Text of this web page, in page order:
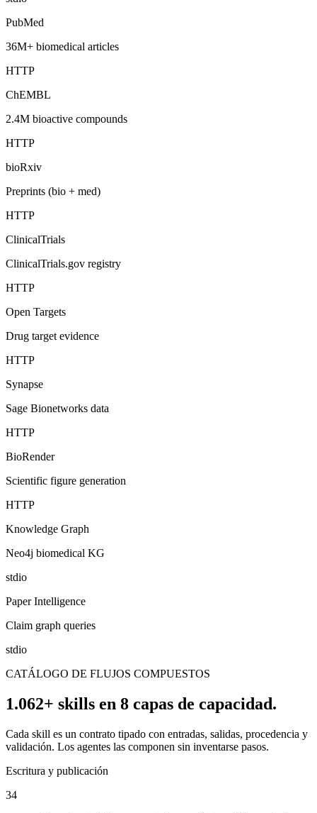
PubMed
36M+ biomedical articles
HTTP
ChEMBL
2.4M bioactive compounds
HTTP
bioRxiv
Preprints (bio + med)
HTTP
ClinicalTrials
ClinicalTrials.gov registry
HTTP
Open Targets
Drug target evidence
HTTP
Synapse
Sage Bionetworks data
HTTP
BioRender
Scientific figure generation
HTTP
Knowledge Graph
Neo4j biomedical KG
stdio
Paper Intelligence
Claim graph queries
stdio
CATÁLOGO DE FLUJOS COMPUESTOS
1.062+ skills en 8 capas de capacidad.
Cada skill es un contrato tipado con entradas, salidas, procedencia y
validación. Los agentes las componen sin inventarse pasos.
Escritura y publicación
34